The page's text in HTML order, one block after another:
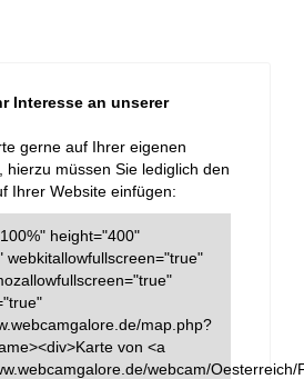
Interesse an unserer
gerne auf Ihrer eigenen
hierzu müssen Sie lediglich den
Ihrer Website einfügen:
height="400"
webkitallowfullscreen="true"
map.php?
von <a
webcam/Oesterreich/